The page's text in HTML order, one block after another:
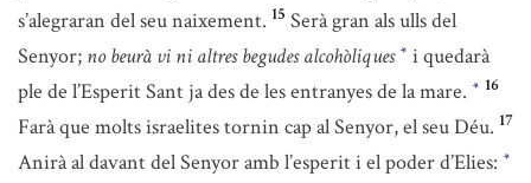
s’alegraran del seu naixement. 15 Serà gran als ulls del
Senyor; no beurà vi ni altres begudes alcohòliques * i quedarà
ple de l’Esperit Sant ja des de les entranyes de la mare. * 16
Farà que molts israelites tornin cap al Senyor, el seu Déu. 17
Anirà al davant del Senyor amb l’esperit i el poder d’Elies: *